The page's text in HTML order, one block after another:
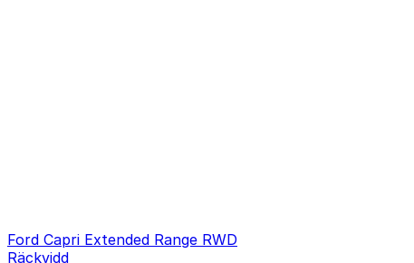
Ford Capri Extended Range RWD
Räckvidd